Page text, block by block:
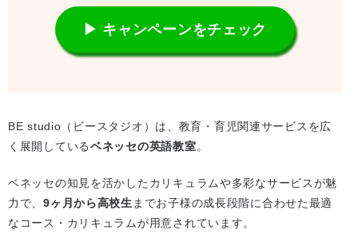
▶ キャンペーンをチェック
BE studio（ビースタジオ）は、教育・育児関連サービスを広
く展開しているベネッセの英語教室。
ベネッセの知見を活かしたカリキュラムや多彩なサービスが魅
力で、9ヶ月から高校生 までお子様の成長段階に合わせた最適
なコース・カリキュラムが用意されています。